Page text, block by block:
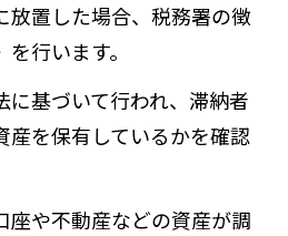
放置した場合、税務署の徴
行います。
に基づいて行われ、滞納者
産を保有しているかを確認
座や不動産などの資産が調